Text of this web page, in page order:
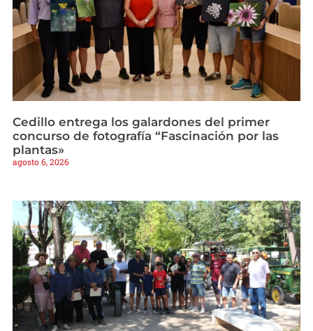
Cedillo entrega los galardones del primer
concurso de fotografía “Fascinación por las
plantas»
agosto 6, 2026